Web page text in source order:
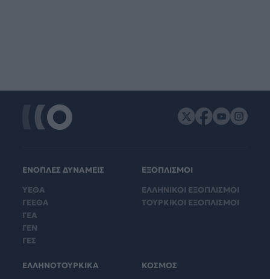
ΕΝΟΠΛΕΣ ΔΥΝΑΜΕΙΣ
ΥΕΘΑ
ΓΕΕΘΑ
ΓΕΑ
ΓΕΝ
ΓΕΣ
ΕΞΟΠΛΙΣΜΟΙ
ΕΛΛΗΝΙΚΟΙ ΕΞΟΠΛΙΣΜΟΙ
ΤΟΥΡΚΙΚΟΙ ΕΞΟΠΛΙΣΜΟΙ
ΕΛΛΗΝΟΤΟΥΡΚΙΚΑ
ΚΟΣΜΟΣ